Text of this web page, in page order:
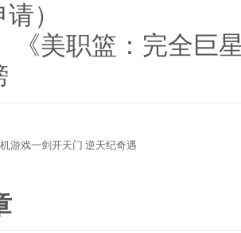
）
《美职篮：完全巨
游戏一剑开天门 逆天纪奇遇